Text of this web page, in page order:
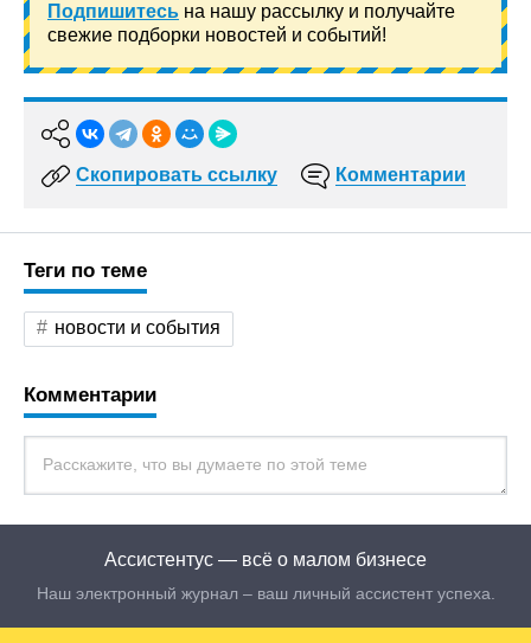
Подпишитесь на нашу рассылку и получайте
свежие подборки новостей и событий!
Скопировать ссылку Комментарии
Теги по теме
новости и события
Комментарии
Ассистентус — всё о малом бизнесе
Наш электронный журнал – ваш личный ассистент успеха.